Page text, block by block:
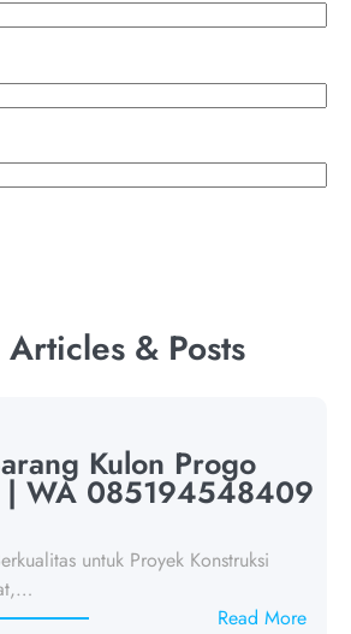
& Posts
Kulon Progo
| WA 085194548409
untuk Proyek Konstruksi
Read More: